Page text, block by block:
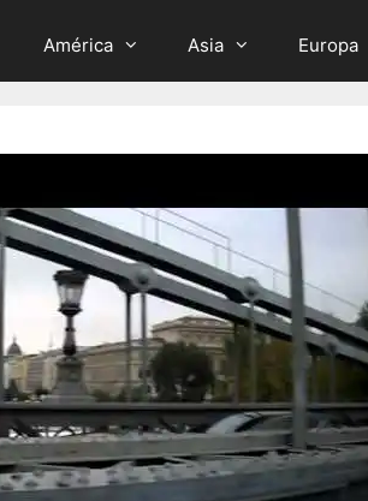
América Asia Europa